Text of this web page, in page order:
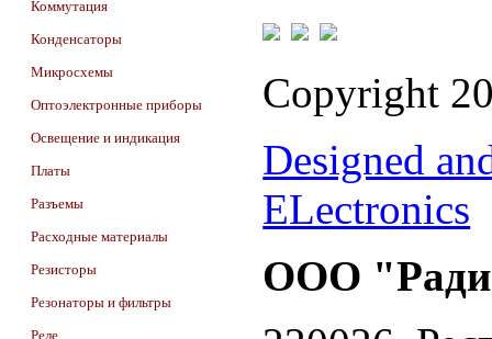
Коммутация
Конденсаторы
Микросхемы
Оптоэлектронные приборы
Освещение и индикация
Платы
Разъемы
Расходные материалы
Резисторы
Резонаторы и фильтры
Реле
Copyright
Designed
ELectronics
ООО